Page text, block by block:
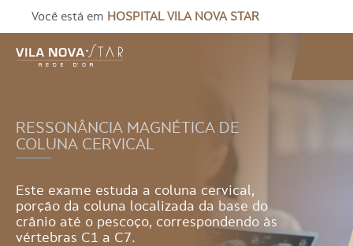
Você está em HOSPITAL VILA NOVA STAR
RESSONÂNCIA MAGNÉTICA DE
COLUNA CERVICAL
Este exame estuda a coluna cervical,
porção da coluna localizada da base do
crânio até o pescoço, correspondendo às
vértebras C1 a C7.